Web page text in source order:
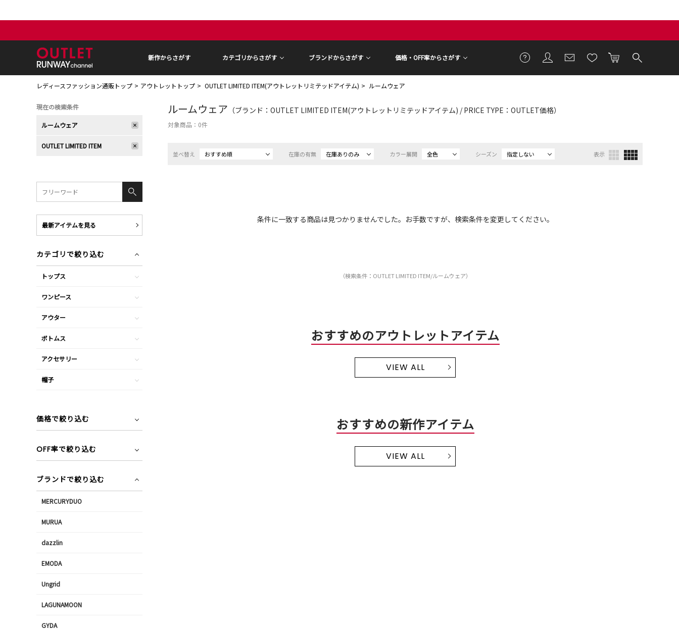
新作からさがす カテゴリからさがす ブランドからさがす 価格・OFF率からさがす
レディースファッション通販トップ アウトレットトップ OUTLET LIMITED ITEM(アウトレットリミテッドアイテム) ルームウェア
ルームウェア （ブランド：OUTLET LIMITED ITEM(アウトレットリミテッドアイテム) / PRICE TYPE：OUTLET価格）
対象商品： 0件
並べ替え おすすめ順 在庫の有無 在庫ありのみ カラー展開 全色 シーズン 指定しない 表示
条件に一致する商品は見つかりませんでした。お手数ですが、検索条件を変更してください。
（検索条件：OUTLET LIMITED ITEM/ルームウェア）
おすすめのアウトレットアイテム
VIEW ALL
おすすめの新作アイテム
VIEW ALL
現在の検索条件
ルームウェア
OUTLET LIMITED ITEM
最新アイテムを見る
カテゴリで絞り込む
トップス
ワンピース
アウター
ボトムス
アクセサリー
帽子
価格で絞り込む
OFF率で絞り込む
ブランドで絞り込む
MERCURYDUO
MURUA
dazzlin
EMODA
Ungrid
LAGUNAMOON
GYDA